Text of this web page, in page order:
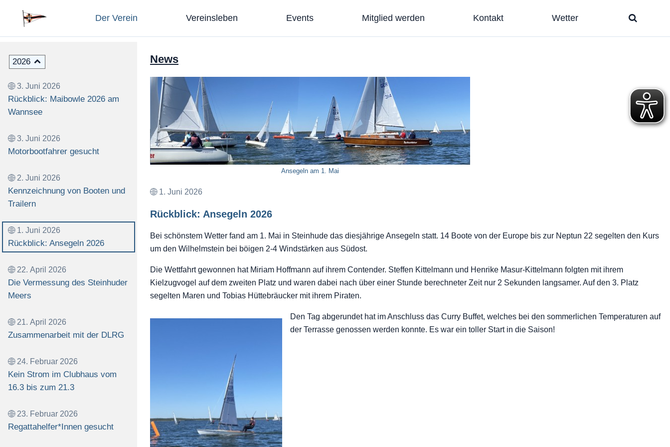
Der Verein Vereinsleben Events Mitglied werden Kontakt Wetter
2026
3. Juni 2026
Rückblick: Maibowle 2026 am
Wannsee
3. Juni 2026
Motorbootfahrer gesucht
2. Juni 2026
Kennzeichnung von Booten und
Trailern
1. Juni 2026
Rückblick: Ansegeln 2026
22. April 2026
Die Vermessung des Steinhuder
Meers
21. April 2026
Zusammenarbeit mit der DLRG
24. Februar 2026
Kein Strom im Clubhaus vom
16.3 bis zum 21.3
23. Februar 2026
Regattahelfer*Innen gesucht
News
Ansegeln am 1. Mai
1. Juni 2026
Rückblick: Ansegeln 2026
Bei schönstem Wetter fand am 1. Mai in Steinhude das diesjährige Ansegeln statt. 14 Boote von der Europe bis zur Neptun 22 segelten den Kurs
um den Wilhelmstein bei böigen 2-4 Windstärken aus Südost.
Die Wettfahrt gewonnen hat Miriam Hoffmann auf ihrem Contender. Steffen Kittelmann und Henrike Masur-Kittelmann folgten mit ihrem
Kielzugvogel auf dem zweiten Platz und waren dabei nach über einer Stunde berechneter Zeit nur 2 Sekunden langsamer. Auf den 3. Platz
segelten Maren und Tobias Hüttebräucker mit ihrem Piraten.
Den Tag abgerundet hat im Anschluss das Curry Buffet, welches bei den sommerlichen Temperaturen auf
der Terrasse genossen werden konnte. Es war ein toller Start in die Saison!